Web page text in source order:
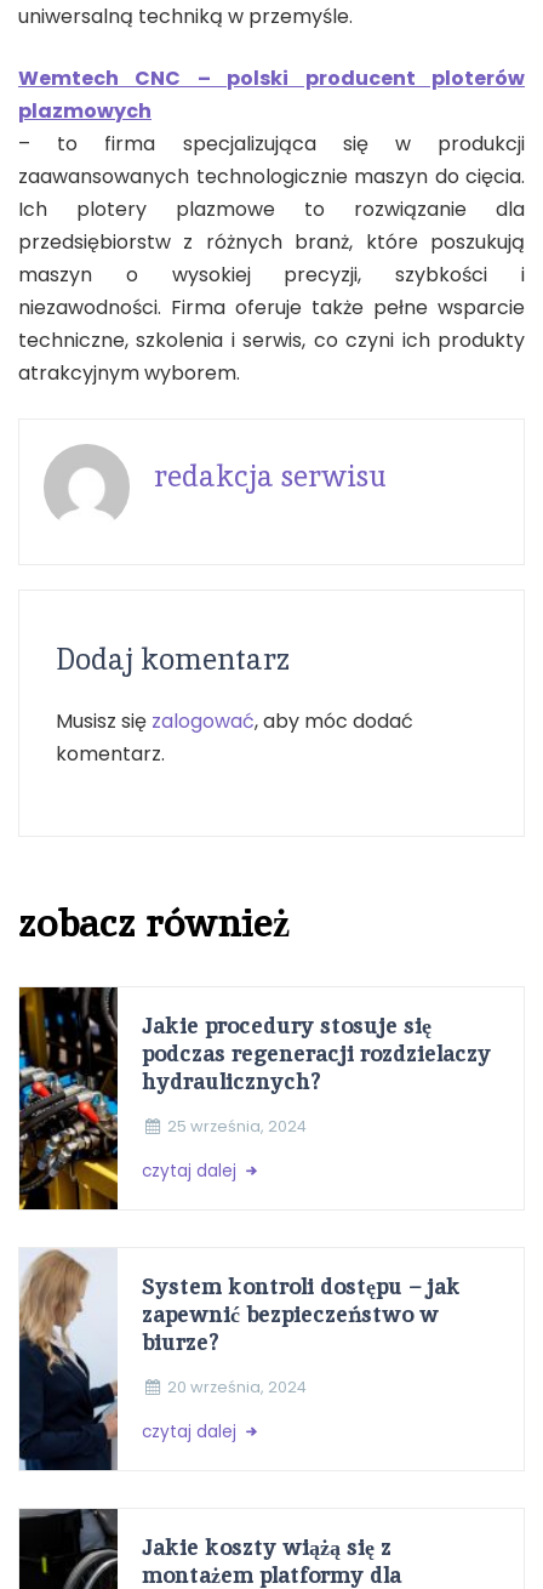
uniwersalną techniką w przemyśle.
Wemtech CNC – polski producent ploterów
plazmowych
– to firma specjalizująca się w produkcji
zaawansowanych technologicznie maszyn do cięcia.
Ich plotery plazmowe to rozwiązanie dla
przedsiębiorstw z różnych branż, które poszukują
maszyn o wysokiej precyzji, szybkości i
niezawodności. Firma oferuje także pełne wsparcie
techniczne, szkolenia i serwis, co czyni ich produkty
atrakcyjnym wyborem.
redakcja serwisu
Dodaj komentarz
Musisz się zalogować, aby móc dodać
komentarz.
zobacz również
Jakie procedury stosuje się
podczas regeneracji rozdzielaczy
hydraulicznych?
25 września, 2024
czytaj dalej
System kontroli dostępu – jak
zapewnić bezpieczeństwo w
biurze?
20 września, 2024
czytaj dalej
Jakie koszty wiążą się z
montażem platformy dla